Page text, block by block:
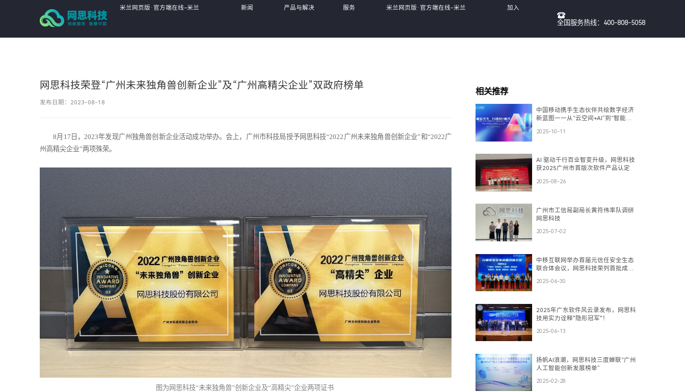
米兰网页版·官方端在线-米兰 新闻 产品与解决 服务 米兰网页版·官方端在线-米兰 加入
全国服务热线：400-808-5058
网思科技荣登“广州未来独角兽创新企业”及“广州高精尖企业”双政府榜单
发布日期：2023-08-18
8月17日，2023年发现广州独角兽创新企业活动成功举办。会上，广州市科技局授予网思科技“2022广州未来独角兽创新企业”和“2022广
州高精尖企业”两项殊荣。
图为网思科技“未来独角兽”创新企业及“高精尖”企业两项证书
相关推荐
中国移动携手生态伙伴共绘数字经济
新蓝图——从“云空间+AI”到“智能
2025-10-11
AI 驱动千行百业智变升级，网思科技
获2025广州市首版次软件产品认定
2025-08-26
广州市工信局副局长黄符伟率队调研
网思科技
2025-07-02
中移互联网举办首届元信任安全生态
联合体会议，网思科技荣列首批成员
2025-06-30
2025年广东软件风云录发布，网思科
技用实力诠释"隐形冠军"！
2025-06-13
扬帆AI浪潮，网思科技三度蝉联“广州
人工智能创新发展榜单”
2025-02-28